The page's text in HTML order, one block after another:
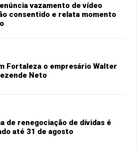
vazamento de vídeo
consentido e relata momento
Fortaleza o empresário Walter
Neto
de renegociação de dívidas é
até 31 de agosto